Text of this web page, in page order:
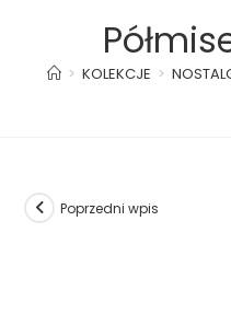
> KOLEKCJE >
Poprzedni wpis